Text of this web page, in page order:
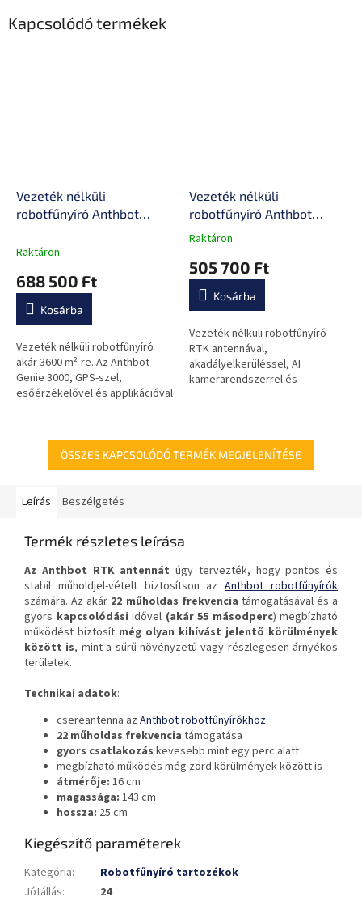
Kapcsolódó termékek
Vezeték nélküli
robotfűnyíró Anthbot
RTK, 3D vision, 120 perc
GPS, VSLAN, kamerák,
13kg
Raktáron
688 500 Ft
Kosárba
Vezeték nélküli robotfűnyíró
akár 3600 m²-re. Az Anthbot
Genie 3000, GPS-szel,
esőérzékelővel és applikációval
megbízhatóan.
Vezeték nélküli
robotfűnyíró Anthbot
Genie 1000 (2000m²), 12,3
alkalmazáson keresztül,
automatikus esőérzékelés
A
átlagos
értékelése
0,0
csillag.
Raktáron
505 700 Ft
Kosárba
Vezeték nélküli robotfűnyíró
RTK antennával,
akadályelkerüléssel, AI
kamerarendszerrel és
ÖSSZES KAPCSOLÓDÓ TERMÉK MEGJELENÍTÉSE
Leírás Beszélgetés
Termék részletes leírása
Az Anthbot RTK antennát úgy tervezték, hogy pontos és
stabil műholdjel-vételt biztosítson azAnthbot robotfűnyírók
számára. Az akár 22 műholdas frekvencia támogatásával és a
gyors kapcsolódási idővel (akár 55 másodperc) megbízható
működést biztosít még olyan kihívást jelentő körülmények
között is, mint a sűrű növényzetű vagy részlegesen árnyékos
területek.
Technikai adatok:
csereantenna az Anthbot robotfűnyírókhoz
22 műholdas frekvencia támogatása
gyors csatlakozás kevesebb mint egy perc alatt
megbízható működés még zord körülmények között is
átmérője: 16 cm
magassága: 143 cm
hossza: 25 cm
Kiegészítő paraméterek
Kategória:
Robotfűnyíró tartozékok
Jótállás:
24